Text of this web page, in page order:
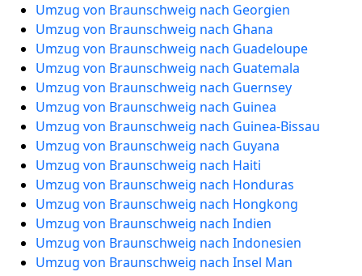
Umzug von Braunschweig nach Georgien
Umzug von Braunschweig nach Ghana
Umzug von Braunschweig nach Guadeloupe
Umzug von Braunschweig nach Guatemala
Umzug von Braunschweig nach Guernsey
Umzug von Braunschweig nach Guinea
Umzug von Braunschweig nach Guinea-Bissau
Umzug von Braunschweig nach Guyana
Umzug von Braunschweig nach Haiti
Umzug von Braunschweig nach Honduras
Umzug von Braunschweig nach Hongkong
Umzug von Braunschweig nach Indien
Umzug von Braunschweig nach Indonesien
Umzug von Braunschweig nach Insel Man